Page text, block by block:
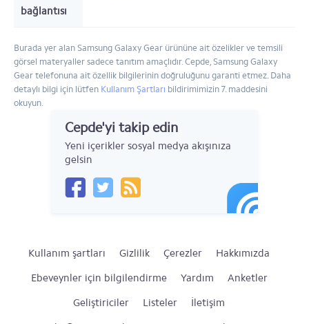
bağlantısı
Burada yer alan Samsung Galaxy Gear ürününe ait özelikler ve temsili
görsel materyaller sadece tanıtım amaçlıdır. Cepde, Samsung Galaxy
Gear telefonuna ait özellik bilgilerinin doğruluğunu garanti etmez. Daha
detaylı bilgi için lütfen Kullanım Şartları bildirimimizin 7. maddesini
okuyun.
Cepde'yi takip edin
Yeni içerikler sosyal medya akışınıza
gelsin
Kullanım şartları Gizlilik Çerezler
Hakkımızda
Ebeveynler için bilgilendirme
Yardım
Anketler
Geliştiriciler
Listeler
İletişim